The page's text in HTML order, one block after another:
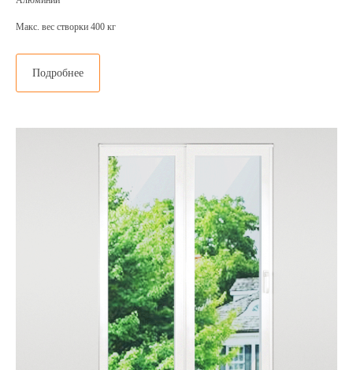
Макс. вес створки 400 кг
Подробнее